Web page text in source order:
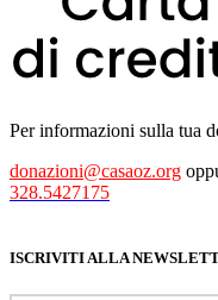
Per informazioni sulla tua
donazioni@casaoz.org
328.5427175
ISCRIVITI ALLA